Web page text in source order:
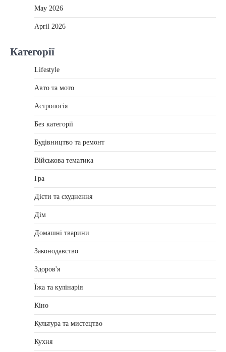
May 2026
April 2026
Категорії
Lifestyle
Авто та мото
Астрологія
Без категорії
Будівництво та ремонт
Військова тематика
Гра
Дієти та схуднення
Дім
Домашні тварини
Законодавство
Здоров'я
Їжа та кулінарія
Кіно
Культура та мистецтво
Кухня